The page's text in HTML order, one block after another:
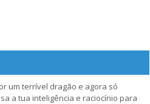
um terrível dragão e agora só
a tua inteligência e raciocínio para